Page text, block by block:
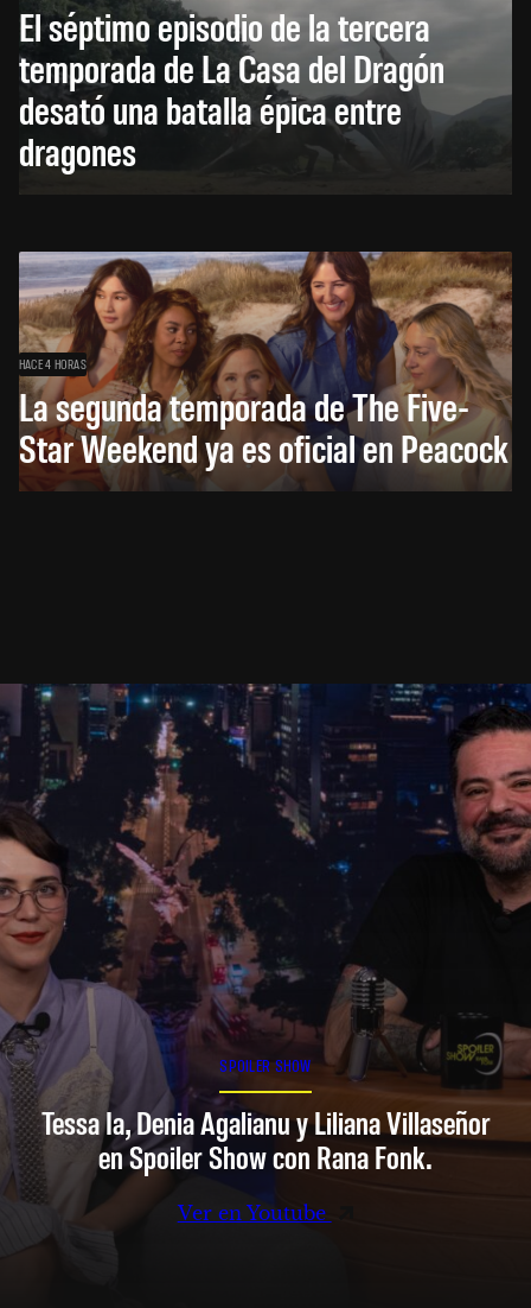
El séptimo episodio de la tercera
temporada de La Casa del Dragón
desató una batalla épica entre
dragones
HACE 4 HORAS
La segunda temporada de The Five-
Star Weekend ya es oficial en Peacock
SPOILER SHOW
Tessa Ia, Denia Agalianu y Liliana Villaseñor
en Spoiler Show con Rana Fonk.
Ver en Youtube